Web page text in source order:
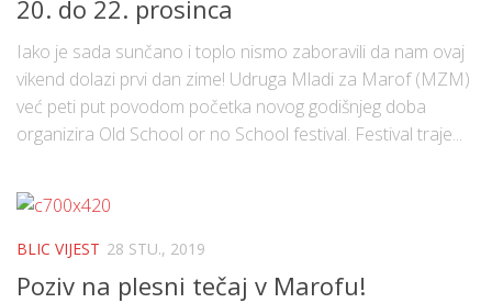
20. do 22. prosinca
Iako je sada sunčano i toplo nismo zaboravili da nam ovaj
vikend dolazi prvi dan zime! Udruga Mladi za Marof (MZM)
već peti put povodom početka novog godišnjeg doba
organizira Old School or no School festival. Festival traje...
BLIC VIJEST 28 STU., 2019
Poziv na plesni tečaj v Marofu!